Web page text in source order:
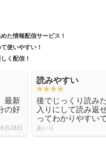
た情報配信サービス！
使いやすい！
く配信！
最新
の好
月28日
読みやすい
後でじっくり読み
入りにして読み返
ってわかりやすい
あいり